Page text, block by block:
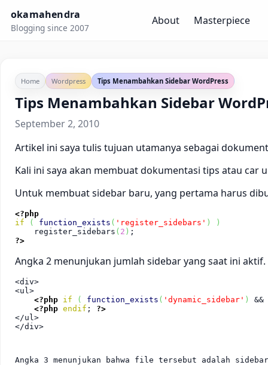
okamahendra
Blogging since 2007
About Masterpiece
Home Wordpress Tips Menambahkan Sidebar WordPress
Tips Menambahkan Sidebar
September 2, 2010
Artikel ini saya tulis tujuan utamanya sebagai
Kali ini saya akan membuat dokumentasi tips atau car
Untuk membuat sidebar baru, yang pertama harus
<?php
if
( function_exists ( 'register_sidebars' )
)
    register_sidebars
( 2 )
Angka 2 menunjukan jumlah sidebar yang saat ini
<div>
<ul>
<?php if ( function_exists ( 'dynamic_sidebar' )
<?php endif ; ?>
</ul>
</div>
Angka 3 menunjukan bahwa file tersebut adalah